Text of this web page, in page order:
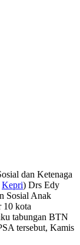
dan Ketenaga
Kepri) Drs Edy
Sosial Anak
10 kota
tabungan BTN
tersebut, Kamis